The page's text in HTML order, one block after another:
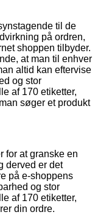
til de
på ordren,
shoppen tilbyder.
at man til enhver
altid kan eftervise
og stor
af 170 etiketter,
søger et produkt
for at granske en
derved er det
på e-shoppens
og stor
af 170 etiketter,
din ordre.